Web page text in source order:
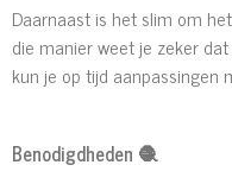
Daarnaast is het slim om
die manier weet je zeker
kun je op tijd aanpassingen
Benodigdheden 🧶